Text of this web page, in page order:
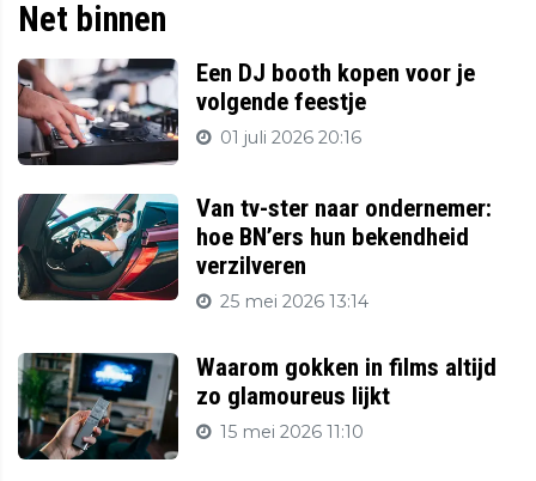
Net binnen
Een DJ booth kopen voor je
volgende feestje
01 juli 2026 20:16
Van tv-ster naar ondernemer:
hoe BN’ers hun bekendheid
verzilveren
25 mei 2026 13:14
Waarom gokken in films altijd
zo glamoureus lijkt
15 mei 2026 11:10